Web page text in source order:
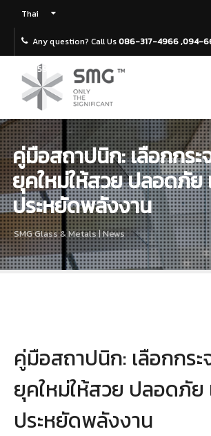
Thai
Any question? Call Us086-317-4966 ,094-
4695969
คู่มือสถาปนิก: เลือกกระ
ยุคใหม่ให้สวย ปลอดภัย
ประหยัดพลังงาน
SMG Glass & Metals | News
คู่มือสถาปนิก: เลือกกระ
ยุคใหม่ให้สวย ปลอดภัย
ประหยัดพลังงาน